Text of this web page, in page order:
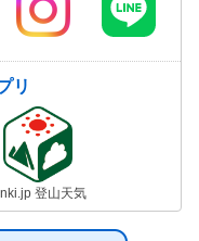
リ
登山天気